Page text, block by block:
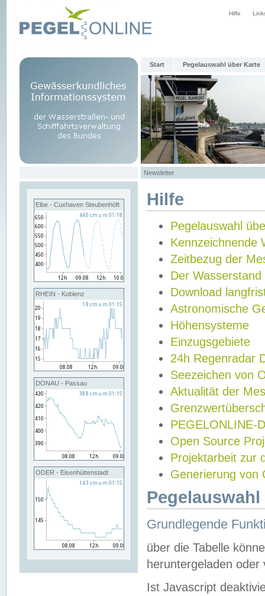
Hilfe
Start Pegelauswahl über Karte
Newsletter
Elbe - Cuxhaven Steubenhöft
RHEIN - Koblenz
DONAU - Passau
ODER - Eisenhüttenstadt
Hilfe
Pegelauswahl
Kennzeichnende
Zeitbezug der
Der Wasserstand
Download
Astronomische
Höhensysteme
Einzugsgebiete
24h Regenradar
Seezeichen von
Aktualität der
PEGELONLINE-
Open Source
Projektarbeit zur
Generierung von
Grundlegende
über die Tabelle
heruntergeladen oder
Ist Javascript